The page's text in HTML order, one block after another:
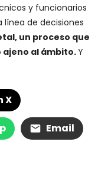
y funcionarios
de decisiones
un proceso que
ajeno al ámbito.Y
X
Email